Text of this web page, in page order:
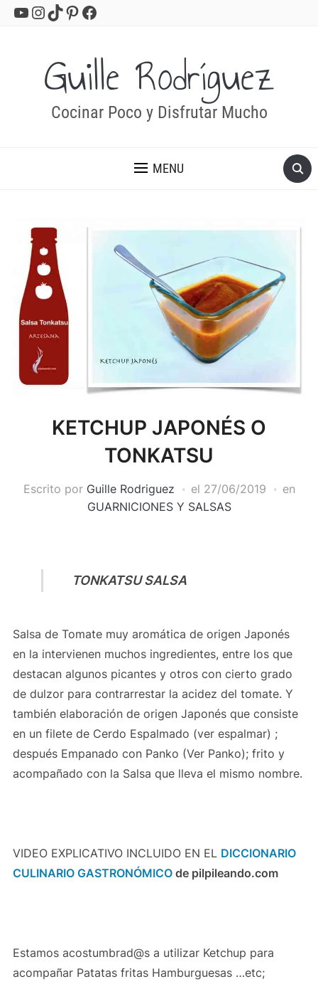
YouTube
Instagram
TikTok
Pinterest
Facebook
Guille Rodríguez
Cocinar Poco y Disfrutar Mucho
MENU
KETCHUP JAPONÉS O
TONKATSU
Escrito por Guille Rodriguez el 27/06/2019
en
GUARNICIONES Y SALSAS
TONKATSU SALSA
Salsa de Tomate muy aromática de origen Japonés
en la intervienen muchos ingredientes, entre los que
destacan algunos picantes y otros con cierto grado
de dulzor para contrarrestar la acidez del tomate. Y
también elaboración de origen Japonés que consiste
en un filete de Cerdo Espalmado (ver espalmar) ;
después Empanado con Panko (Ver Panko); frito y
acompañado con la Salsa que lleva el mismo nombre.
VIDEO EXPLICATIVO INCLUIDO EN EL DICCIONARIO
CULINARIO GASTRONÓMICO de pilpileando.com
Estamos acostumbrad@s a utilizar Ketchup para
acompañar Patatas fritas Hamburguesas …etc;